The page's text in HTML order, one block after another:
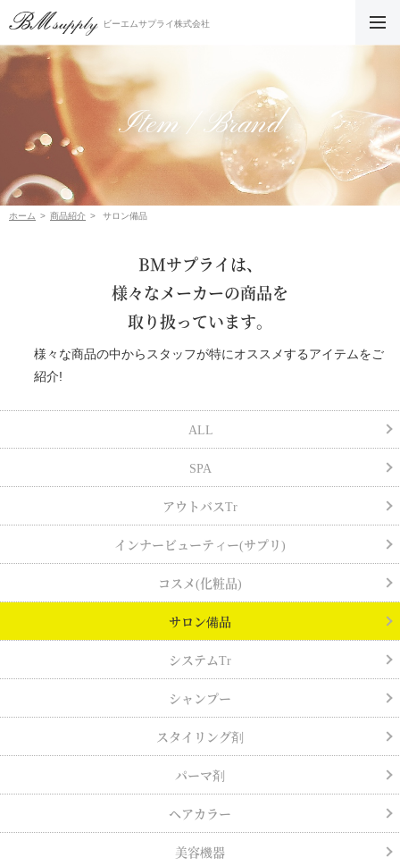
ビーエムサプライ株式会社
Item / Brand
ホーム 商品紹介 サロン備品
BMサプライは、
様々なメーカーの商品を
取り扱っています。
様々な商品の中からスタッフが特にオススメするアイテムをご
紹介!
ALL
SPA
アウトバスTr
インナービューティー(サプリ)
コスメ(化粧品)
サロン備品
システムTr
シャンプー
スタイリング剤
パーマ剤
ヘアカラー
美容機器